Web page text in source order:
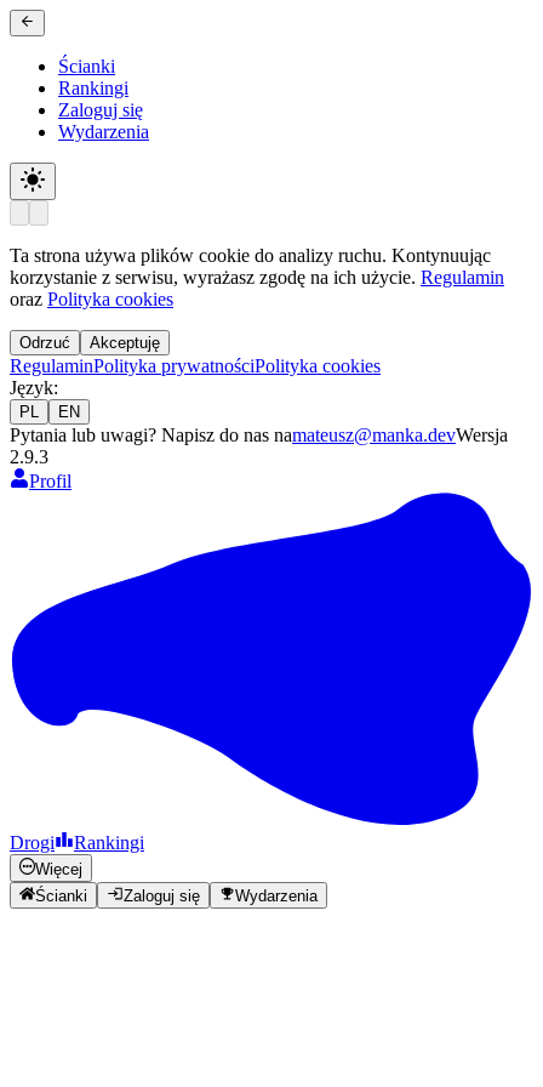
Ścianki
Rankingi
Zaloguj się
Wydarzenia
Ta strona używa plików cookie do analizy ruchu. Kontynuując
korzystanie z serwisu, wyrażasz zgodę na ich użycie. Regulamin
oraz Polityka cookies
Odrzuć Akceptuję
RegulaminPolityka prywatnościPolityka cookies
Język:
PL EN
Pytania lub uwagi? Napisz do nas namateusz@manka.devWersja
2.9.3
Profil
Drogi Rankingi
Więcej
Ścianki
Zaloguj się Wydarzenia